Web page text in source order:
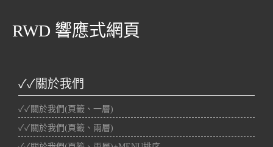
RWD 響應式網頁
✓✓關於我們
✓✓關於我們(頁籤、一層)
✓✓關於我們(頁籤、兩層)